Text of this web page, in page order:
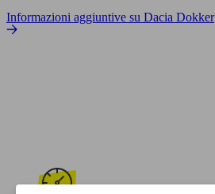
Informazioni aggiuntive su Dacia Dokker